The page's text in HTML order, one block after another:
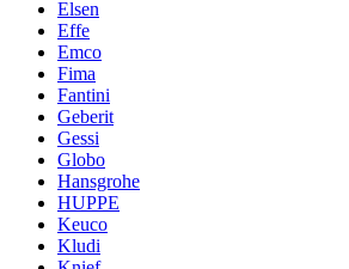
Elsen
Effe
Emco
Fima
Fantini
Geberit
Gessi
Globo
Hansgrohe
HUPPE
Keuco
Kludi